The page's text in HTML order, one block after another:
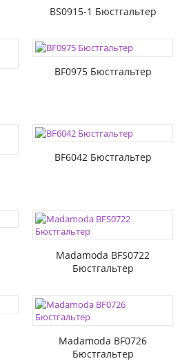
BS0915-1 Бюстгальтер
BF0975 Бюстгальтер
BF6042 Бюстгальтер
Madamoda BFS0722
Бюстгальтер
Madamoda BF0726
Бюстгальтер